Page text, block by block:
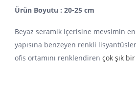
Ürün Boyutu : 20-25 cm
Beyaz seramik içerisine mevsimin
yapısına benzeyen renkli
ofis ortamını renklendiren çok şık